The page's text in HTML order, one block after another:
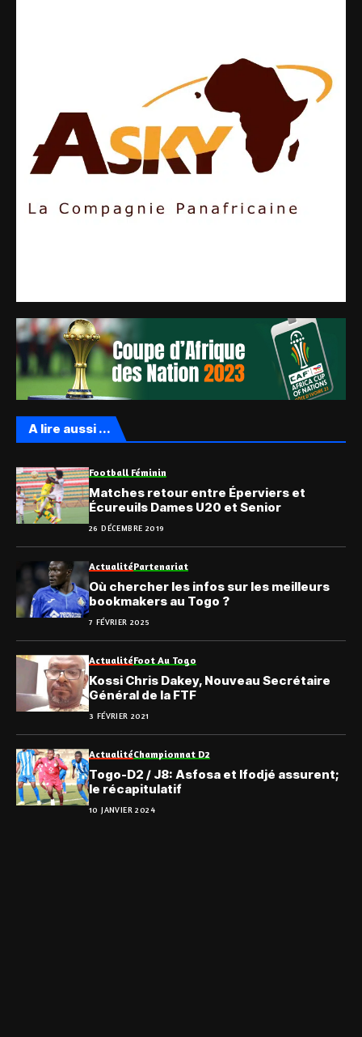
A lire aussi ...
Football Féminin
Matches retour entre Éperviers et
Écureuils Dames U20 et Senior
26 DÉCEMBRE 2019
ActualitéPartenariat
Où chercher les infos sur les meilleurs
bookmakers au Togo ?
7 FÉVRIER 2025
ActualitéFoot Au Togo
Kossi Chris Dakey, Nouveau Secrétaire
Général de la FTF
3 FÉVRIER 2021
ActualitéChampionnat D2
Togo-D2 / J8: Asfosa et Ifodjé assurent;
le récapitulatif
10 JANVIER 2024